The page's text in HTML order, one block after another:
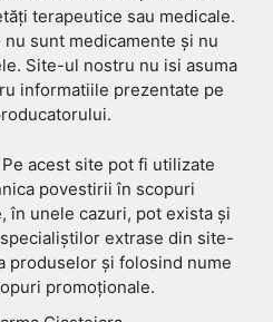
terapeutice sau medicale.
sunt medicamente și nu
Site-ul nostru nu isi asuma
informatiile prezentate pe
acest site pot fi utilizate
povestirii în scopuri
în unele cazuri, pot exista și
extrase din site-
produselor și folosind nume
promoționale.